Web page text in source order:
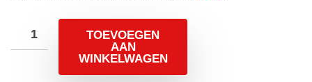
TOEVOEGEN
AAN
WINKELWAGEN